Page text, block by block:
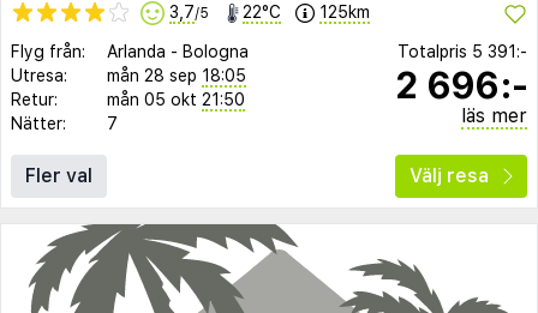
3,7/5 22°C 125km
Flyg från: Arlanda - Bologna
Utresa:
mån 28 sep 18:05
Retur:
mån 05 okt 21:50
Nätter:
7
Totalpris 5 391:-
2 696:-
läs mer
Fler val Välj resa